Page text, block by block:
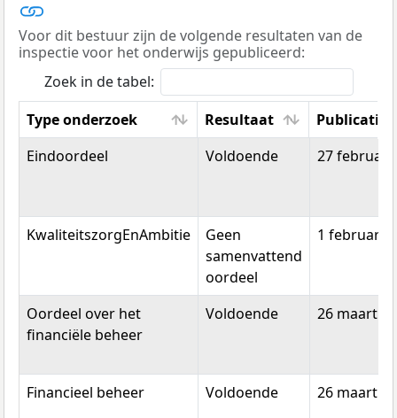
Voor dit bestuur zijn de volgende resultaten van de
inspectie voor het onderwijs gepubliceerd:
Zoek in de tabel:
Type onderzoek
Resultaat
Type onderzoek
Resultaat
Eindoordeel Voldoende 27 februari
KwaliteitszorgEnAmbitie
Geen
samenvattend
oordeel
1 februari
Oordeel over het
financiële beheer
Voldoende 26 maart
Financieel beheer Voldoende 26 maart